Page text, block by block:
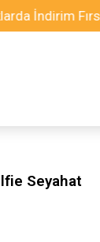
İndirim Fırsatı
Seyahat